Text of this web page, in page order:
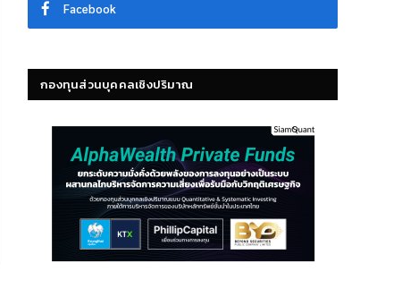
Facebook
กองทุนส่วนบุคคลเชิงปริมาณ